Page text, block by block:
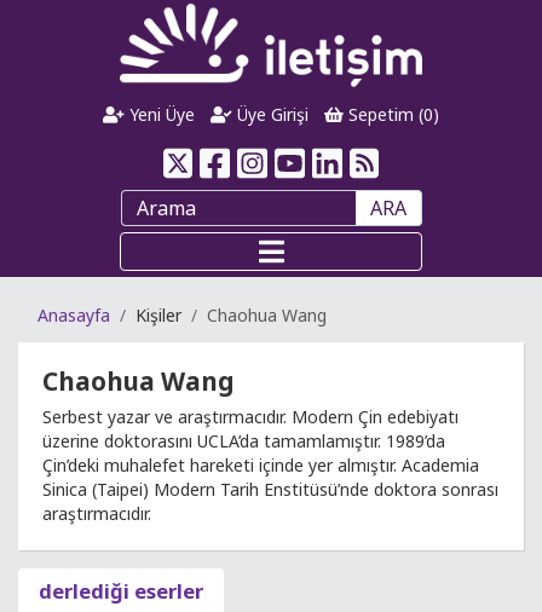
Yeni Üye Üye Girişi Sepetim (0)
ARA
Anasayfa Kişiler Chaohua Wang
Chaohua Wang
Serbest yazar ve araştırmacıdır. Modern Çin edebiyatı
üzerine doktorasını UCLA’da tamamlamıştır. 1989’da
Çin’deki muhalefet hareketi içinde yer almıştır. Academia
Sinica (Taipei) Modern Tarih Enstitüsü’nde doktora sonrası
araştırmacıdır.
derlediği eserler